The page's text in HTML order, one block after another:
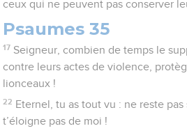
ceux qui ne peuvent pas conserver
Psaumes 35
17 Seigneur, combien de temps le
contre leurs actes de violence,
lionceaux !
22 Eternel, tu as tout vu : ne reste
t’éloigne pas de moi !